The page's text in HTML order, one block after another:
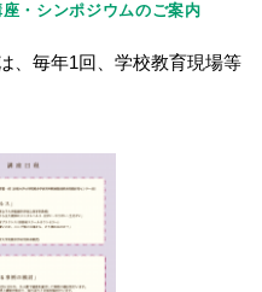
・シンポジウムのご案内
、毎年1回、学校教育現場等